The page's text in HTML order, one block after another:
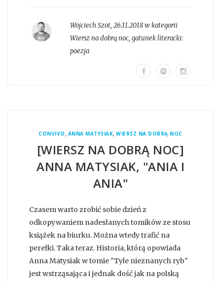
Wojciech Szot, 26.11.2018 w kategorii
Wiersz na dobrą noc, gatunek literacki:
poezja
CONVIVO , ANNA MATYSIAK,WIERSZ NA DOBRĄ NOC
[WIERSZ NA DOBRĄ NOC]
ANNA MATYSIAK, "ANIA I
ANIA"
Czasem warto zrobić sobie dzień z
odkopywaniem nadesłanych tomików ze stosu
książek na biurku. Można wtedy trafić na
perełki. Taka teraz. Historia, którą opowiada
Anna Matysiak w tomie "Tyle nieznanych ryb"
jest wstrząsająca i jednak dość jak na polską